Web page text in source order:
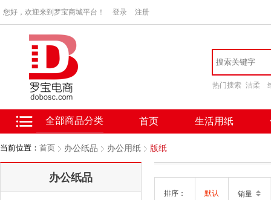
您好，欢迎来到罗宝商城平台！ 登录 注册
热门搜索 洁柔
全部商品分类 首页 生活用纸
当前位置： 首页 办公纸品 办公用纸 版纸
办公纸品
排序： 默认 销量